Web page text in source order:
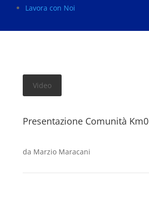
Lavora con Noi
Video
Presentazione Comunità Km0
da Marzio Maracani